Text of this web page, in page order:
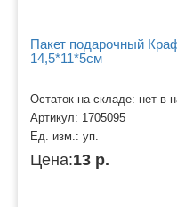
Пакет подарочный
14,5*11*5см
Остаток на складе: нет в
Артикул: 1705095
Ед. изм.: уп.
Цена:13 р.